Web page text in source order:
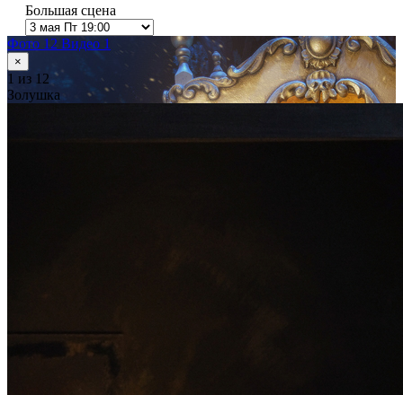
Большая сцена
Фото 12 Видео 1
×
1 из 12
Золушка